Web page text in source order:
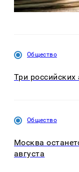
Общество
Три
Общество
Москва
августа